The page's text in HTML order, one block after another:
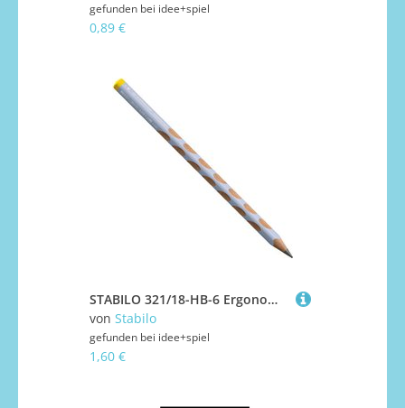
gefunden bei idee+spiel
0,89 €
STABILO 321/18-HB-6 Ergonomischer Dreikant-Bleistift für Linkshänder - STABILO EASYgraph in pastellblau - Einzelstift - Härtegrad HB
von Stabilo
gefunden bei idee+spiel
1,60 €